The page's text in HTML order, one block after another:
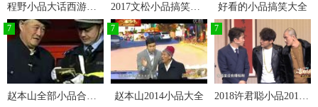
2017文松小品搞笑大全文松小品全集高清 好看的小品搞笑大全
7 7
赵本山2014小品大全
7